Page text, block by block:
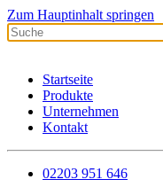
Zum Hauptinhalt springen
Startseite
Produkte
Unternehmen
Kontakt
02203 951 646